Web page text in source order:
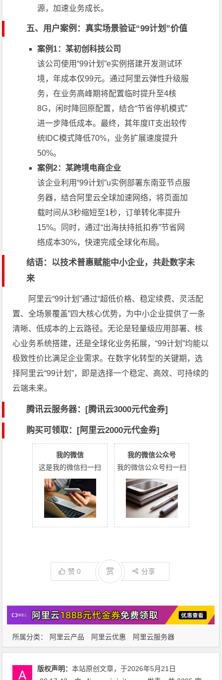
源，加速业务成长。
五、用户案例：真实场景验证“99计划”价值
案例1：某初创科技公司
该公司使用“99计划”e实例搭建开发测试环
境，年成本仅99元。通过阿里云弹性升级服
务，在业务高峰期将配置临时提升至4核
8G，闲时降回原配置，结合“节省停机模式”
进一步降低成本。最终，其年度IT支出较传
统IDC模式降低70%，业务扩展速度提升
50%。
案例2：某跨境电商企业
该企业利用“99计划”u实例部署东南亚节点服
务器，结合阿里云全球加速网络，将页面加
载时间从3秒缩短至1秒，订单转化率提升
15%。同时，通过“出海扶持抵扣券”节省网
络成本30%，快速完成全球化布局。
结语：以技术普惠赋能中小企业，共赴数字未
来
阿里云“99计划”通过“超低价格、稳定续费、灵活配
置、全场景覆盖”四大核心优势，为中小企业提供了一条
清晰、低成本的上云路径。无论是轻量级应用部署、核
心业务系统搭建，还是全球化业务拓展，“99计划”均能以
极致性价比满足企业需求。在数字化转型的关键期，选
择阿里云“99计划”，即是选择一个稳定、高效、可持续的
云端未来。
腾讯云服务器：[腾讯云3000元代金券]
购买可领取：[阿里云2000元代金券]
我的微信
这是我的微信扫一扫
我的微信公众号
我的微信公众号扫一扫
赞0 赏 分享
所属分类： 阿里云产品 阿里云优惠 阿里云服务器
版权声明：本站原创文章，于2026年5月21日